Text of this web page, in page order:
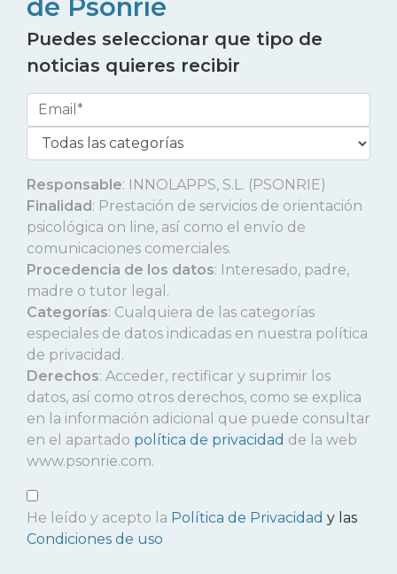
de Psonríe
Puedes seleccionar que tipo de
noticias quieres recibir
Responsable: INNOLAPPS, S.L. (PSONRIE)
Finalidad: Prestación de servicios de orientación
psicológica on line, así como el envío de
comunicaciones comerciales.
Procedencia de los datos: Interesado, padre,
madre o tutor legal.
Categorías: Cualquiera de las categorías
especiales de datos indicadas en nuestra política
de privacidad.
Derechos: Acceder, rectificar y suprimir los
datos, así como otros derechos, como se explica
en la información adicional que puede consultar
en el apartado política de privacidad de la web
www.psonrie.com.
He leído y acepto la Política de Privacidad y las
Condiciones de uso